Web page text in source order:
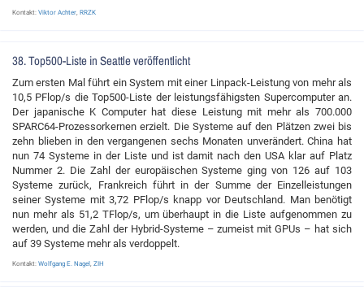
Kontakt: Viktor Achter RRZK
38. Top500-Liste in Seattle veröffentlicht
Zum ersten Mal führt ein System mit einer Linpack-Leistung von mehr als
10,5 PFlop/s die Top500-Liste der leistungsfähigsten Supercomputer an.
Der japanische K Computer hat diese Leistung mit mehr als 700.000
SPARC64-Prozessorkernen erzielt. Die Systeme auf den Plätzen zwei bis
zehn blieben in den vergangenen sechs Monaten unverändert. China hat
nun 74 Systeme in der Liste und ist damit nach den USA klar auf Platz
Nummer 2. Die Zahl der europäischen Systeme ging von 126 auf 103
Systeme zurück, Frankreich führt in der Summe der Einzelleistungen
seiner Systeme mit 3,72 PFlop/s knapp vor Deutschland. Man benötigt
nun mehr als 51,2 TFlop/s, um überhaupt in die Liste aufgenommen zu
werden, und die Zahl der Hybrid-Systeme – zumeist mit GPUs – hat sich
auf 39 Systeme mehr als verdoppelt.
Kontakt: Wolfgang E. Nagel ZIH